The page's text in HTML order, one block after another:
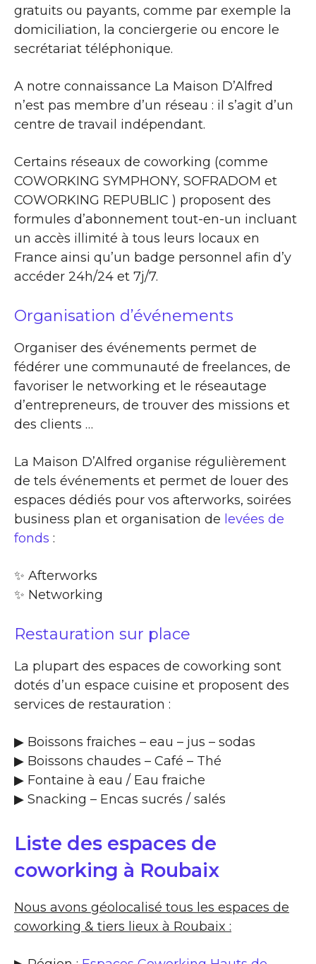
gratuits ou payants, comme par exemple la
domiciliation, la conciergerie ou encore le
secrétariat téléphonique.
A notre connaissance La Maison D’Alfred
n’est pas membre d’un réseau : il s’agit d’un
centre de travail indépendant.
Certains réseaux de coworking (comme
COWORKING SYMPHONY, SOFRADOM et
COWORKING REPUBLIC ) proposent des
formules d’abonnement tout-en-un incluant
un accès illimité à tous leurs locaux en
France ainsi qu’un badge personnel afin d’y
accéder 24h/24 et 7j/7.
Organisation d’événements
Organiser des événements permet de
fédérer une communauté de freelances, de
favoriser le networking et le réseautage
d’entrepreneurs, de trouver des missions et
des clients …
La Maison D’Alfred organise régulièrement
de tels événements et permet de louer des
espaces dédiés pour vos afterworks, soirées
business plan et organisation de levées de
fonds :
✨​ Afterworks
✨​ Networking
Restauration sur place
La plupart des espaces de coworking sont
dotés d’un espace cuisine et proposent des
services de restauration :
▶​ Boissons fraiches – eau – jus – sodas
▶​ Boissons chaudes – Café – Thé
▶​ Fontaine à eau / Eau fraiche
▶​ Snacking – Encas sucrés / salés
Liste des espaces de
coworking à Roubaix
Nous avons géolocalisé tous les espaces de
coworking & tiers lieux à Roubaix :